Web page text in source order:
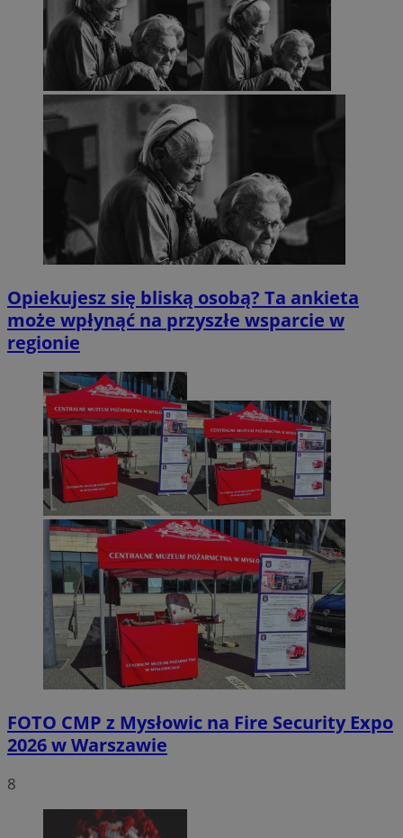
Opiekujesz się bliską osobą? Ta ankieta
może wpłynąć na przyszłe wsparcie w
regionie
FOTO CMP z Mysłowic na Fire Security Expo
2026 w Warszawie
8